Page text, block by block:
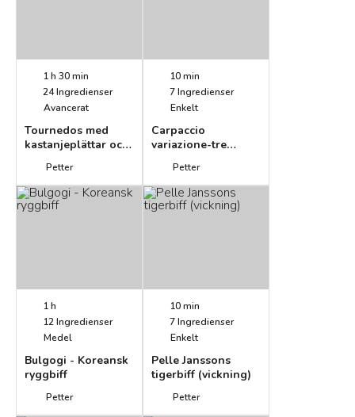
1 h 30 min
24Ingredienser
Avancerat
Tournedos med
kastanjeplättar och
karamellsås
Petter
10 min
7Ingredienser
Enkelt
Carpaccio
variazione-tre
(förrätt)
Petter
1 h
12Ingredienser
Medel
Bulgogi - Koreansk
ryggbiff
Petter
10 min
7Ingredienser
Enkelt
Pelle Janssons
tigerbiff (vickning)
Petter